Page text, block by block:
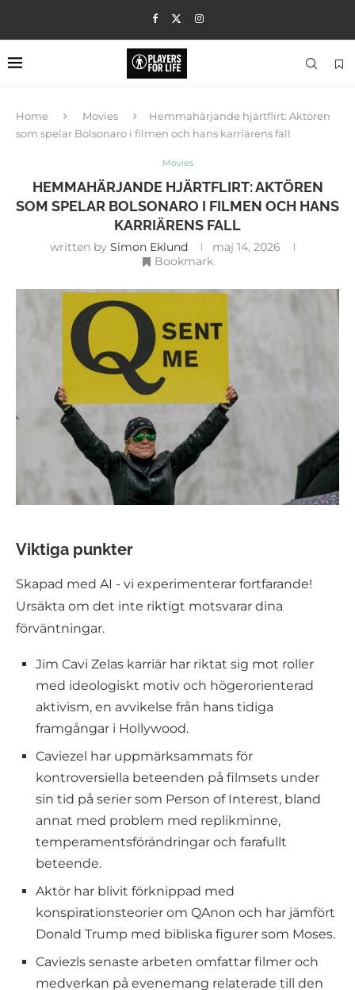
Home Movies
Hemmahärjande hjärtflirt: Aktören
som spelar Bolsonaro i filmen och hans karriärens fall
Movies
HEMMAHÄRJANDE HJÄRTFLIRT: AKTÖREN
SOM SPELAR BOLSONARO I FILMEN OCH HANS
KARRIÄRENS FALL
written by Simon Eklund
maj 14, 2026
Bookmark
Viktiga punkter
Skapad med AI - vi experimenterar fortfarande!
Ursäkta om det inte riktigt motsvarar dina
förväntningar.
Jim Cavi Zelas karriär har riktat sig mot roller
med ideologiskt motiv och högerorienterad
aktivism, en avvikelse från hans tidiga
framgångar i Hollywood.
Caviezel har uppmärksammats för
kontroversiella beteenden på filmsets under
sin tid på serier som Person of Interest, bland
annat med problem med replikminne,
temperamentsförändringar och farafullt
beteende.
Aktör har blivit förknippad med
konspirationsteorier om QAnon och har jämfört
Donald Trump med bibliska figurer som Moses.
Caviezls senaste arbeten omfattar filmer och
medverkan på evenemang relaterade till den